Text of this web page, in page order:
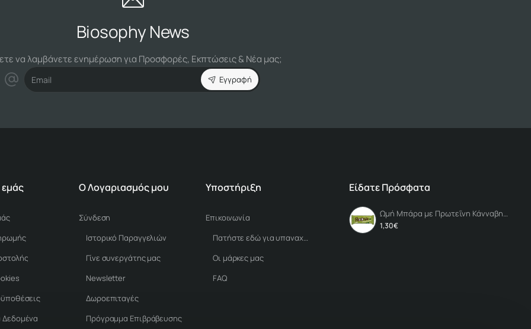
Biosophy News
να λαμβάνετε ενημέρωση για Προσφορές, Εκπτώσεις & Νέα μας;
Εγγραφή
εμάς Ο Λογαριασμός μου
Σύνδεση
Ιστορικό Παραγγελιών
Γίνε συνεργάτης μας
Newsletter
Δωροεπιταγές
Πρόγραμμα Επιβράβευσης
Υποστήριξη
Επικοινωνία
Πατήστε εδώ για υπαναχώρηση
Οι μάρκες μας
FAQ
Είδατε Πρόσφατα
Ωμή Μπάρα με Πρωτεΐνη Κάνναβης Χ/ΓΛ (30γρ) Roobar
1,30€